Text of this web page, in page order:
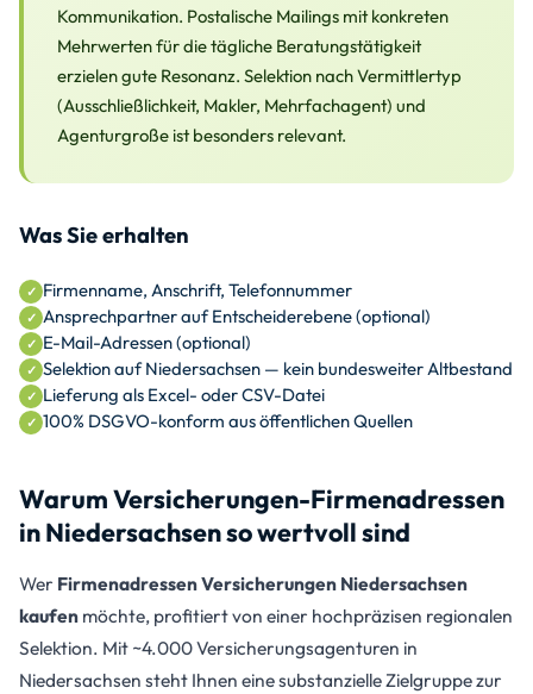
Kommunikation. Postalische Mailings mit konkreten
Mehrwerten für die tägliche Beratungstätigkeit
erzielen gute Resonanz. Selektion nach Vermittlertyp
(Ausschließlichkeit, Makler, Mehrfachagent) und
Agenturgroße ist besonders relevant.
Was Sie erhalten
Firmenname, Anschrift, Telefonnummer
Ansprechpartner auf Entscheiderebene (optional)
E-Mail-Adressen (optional)
Selektion auf Niedersachsen — kein bundesweiter Altbestand
Lieferung als Excel- oder CSV-Datei
100% DSGVO-konform aus öffentlichen Quellen
Warum Versicherungen-Firmenadressen
in Niedersachsen so wertvoll sind
Wer Firmenadressen Versicherungen Niedersachsen
kaufen möchte, profitiert von einer hochpräzisen regionalen
Selektion. Mit ~4.000 Versicherungsagenturen in
Niedersachsen steht Ihnen eine substanzielle Zielgruppe zur